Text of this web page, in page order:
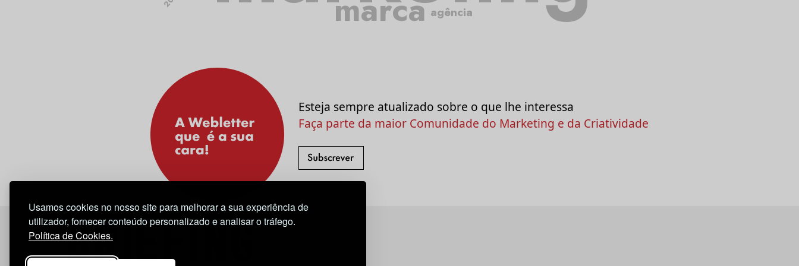
Usamos cookies no nosso site para melhorar a sua experiência de
utilizador, fornecer conteúdo personalizado e analisar o tráfego.
Política de Cookies.
marca agência
Esteja sempre atualizado sobre o que lhe interessa
Faça parte da maior Comunidade do Marketing e da Criatividade